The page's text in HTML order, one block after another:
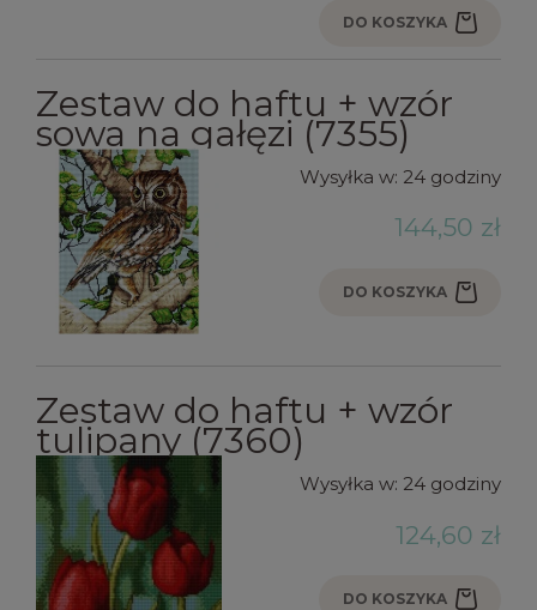
DO KOSZYKA
Zestaw do haftu + wzór
sowa na gałęzi (7355)
Wysyłka w: 24 godziny
144,50 zł
DO KOSZYKA
Zestaw do haftu + wzór
tulipany (7360)
Wysyłka w: 24 godziny
124,60 zł
DO KOSZYKA